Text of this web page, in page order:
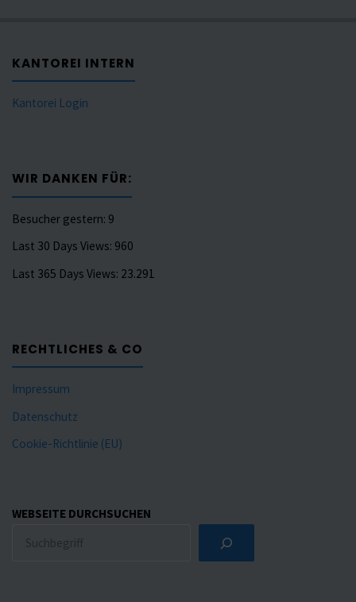
KANTOREI INTERN
Kantorei Login
WIR DANKEN FÜR:
Besucher gestern: 9
Last 30 Days Views: 960
Last 365 Days Views: 23.291
RECHTLICHES & CO
Impressum
Datenschutz
Cookie-Richtlinie (EU)
WEBSEITE DURCHSUCHEN